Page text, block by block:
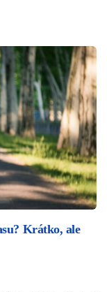
Krátko, ale